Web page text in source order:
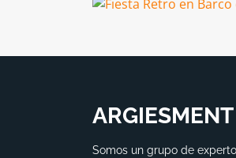
ARGIESMENT
Somos un grupo de